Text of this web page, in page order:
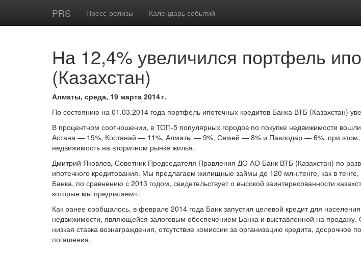
PRS Пресс-релизы Календарь событий
На 12,4% увеличился портфель
(Казахстан)
Алматы, среда, 19 марта 2014 г.
По состоянию на 01.03.2014 года портфель ипотечных кредитов Банка ВТБ (Казахстан)
В процентном соотношении, в ТОП-5 популярных городов по покупке недвижимости
Астана — 19%, Костанай — 11%, Алматы — 9%, Семей — 8% и Павлодар — 6%, при этом,
недвижимость на вторичном рынке жилья.
Дмитрий Яковлев, Советник Председателя Правления ДО АО Банк ВТБ (Казахстан) по
ипотечного кредитования. Мы предлагаем жилищные займы до 120 млн.тенге, как в
Банка, по сравнению с 2013 годом, свидетельствует о высокой заинтересованности
которые мы предлагаем».
Как ранее сообщалось, в феврале 2014 года Банк запустил целевой кредит для
недвижимости, являющейся залоговым обеспечением Банка и выставленной на
низкая ставка вознаграждения, отсутствие комиссии за организацию кредита,
погашения.